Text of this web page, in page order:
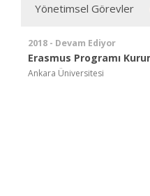
Yönetimsel Görevler
2018 - Devam Ediyor
Erasmus Programı
Ankara Üniversitesi